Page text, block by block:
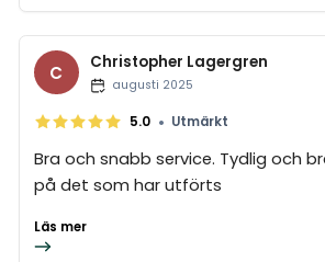
C Christopher Lagergren
augusti 2025
5.0 • Utmärkt
Bra och snabb service. Tydlig och
på det som har utförts
Läs mer